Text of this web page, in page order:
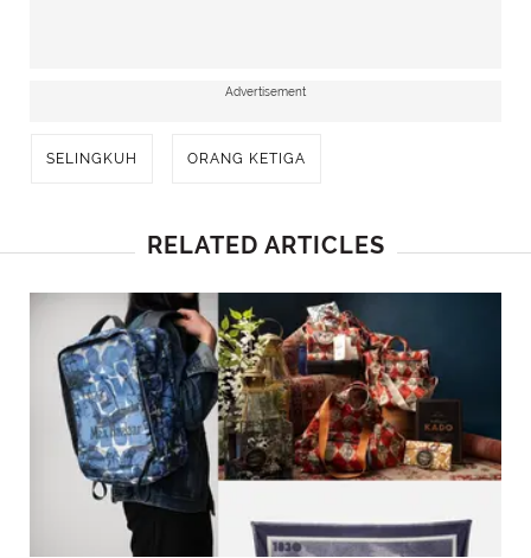
Advertisement
SELINGKUH ORANG KETIGA
RELATED ARTICLES